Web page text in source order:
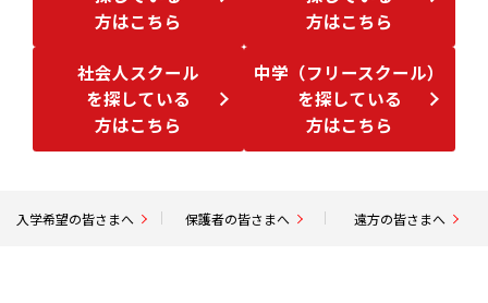
方はこちら
方はこちら
社会人スクール
を探している
方はこちら
中学（フリースクール）
を探している
方はこちら
入学希望の皆さまへ 保護者の皆さまへ 遠方の皆さまへ